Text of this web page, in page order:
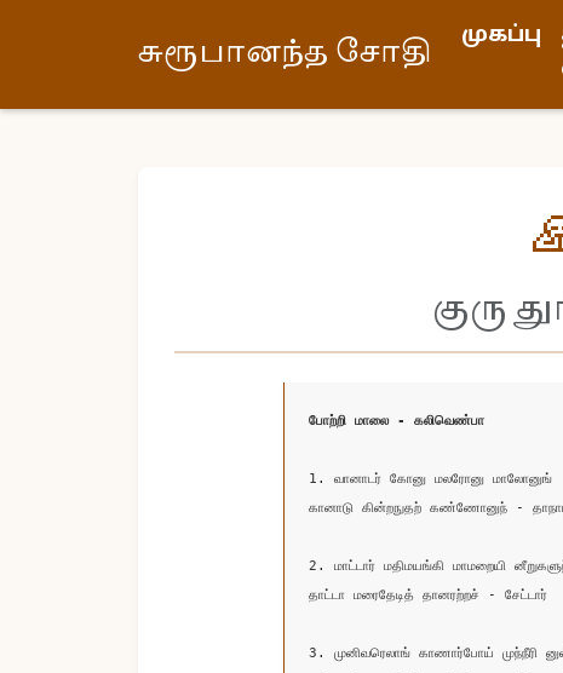
சுரூபானந்த சோதி
முகப்பு
குரு
போற்றி மாலை - கலிவெண்பா
1. வானாடர் கோனு மலரோனு மாலோனுங்
கானாடு கின்றநுதற் கண்ணோனுந் -
2. மாட்டார் மதிமயங்கி மாமறையி
தாட்டா மரைதேடித் தானரற்றச் - சேட்டார்
3. முனிவரெலாங் காணார்போய் முந்நீரி